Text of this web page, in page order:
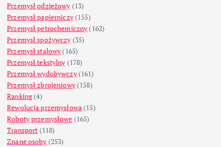
Przemysł odzieżowy (13)
Przemysł papierniczy(155)
Przemysł petrochemiczny (162)
Przemysł spożywczy (35)
Przemysł stalowy (165)
Przemysł tekstylny (178)
Przemysł wydobywczy(161)
Przemysł zbrojeniowy(158)
Ranking(4)
Rewolucja przemysłowa (15)
Roboty przemysłowe (165)
Transport (118)
Znane osoby (253)